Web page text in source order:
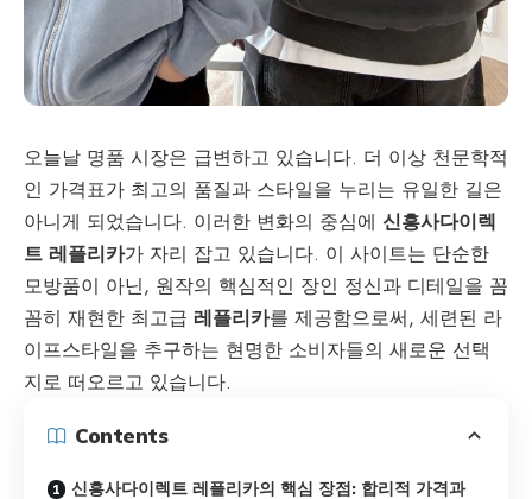
오늘날 명품 시장은 급변하고 있습니다. 더 이상 천문학적
인 가격표가 최고의 품질과 스타일을 누리는 유일한 길은
아니게 되었습니다. 이러한 변화의 중심에 신흥사다이렉
트 레플리카가 자리 잡고 있습니다. 이 사이트는 단순한
모방품이 아닌, 원작의 핵심적인 장인 정신과 디테일을 꼼
꼼히 재현한 최고급 레플리카를 제공함으로써, 세련된 라
이프스타일을 추구하는 현명한 소비자들의 새로운 선택
지로 떠오르고 있습니다.
Contents
신흥사다이렉트 레플리카의 핵심 장점: 합리적 가격과